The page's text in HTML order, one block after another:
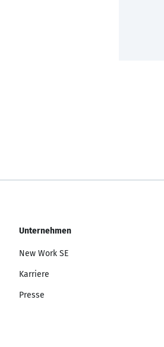
Unternehmen
New Work SE
Karriere
Presse